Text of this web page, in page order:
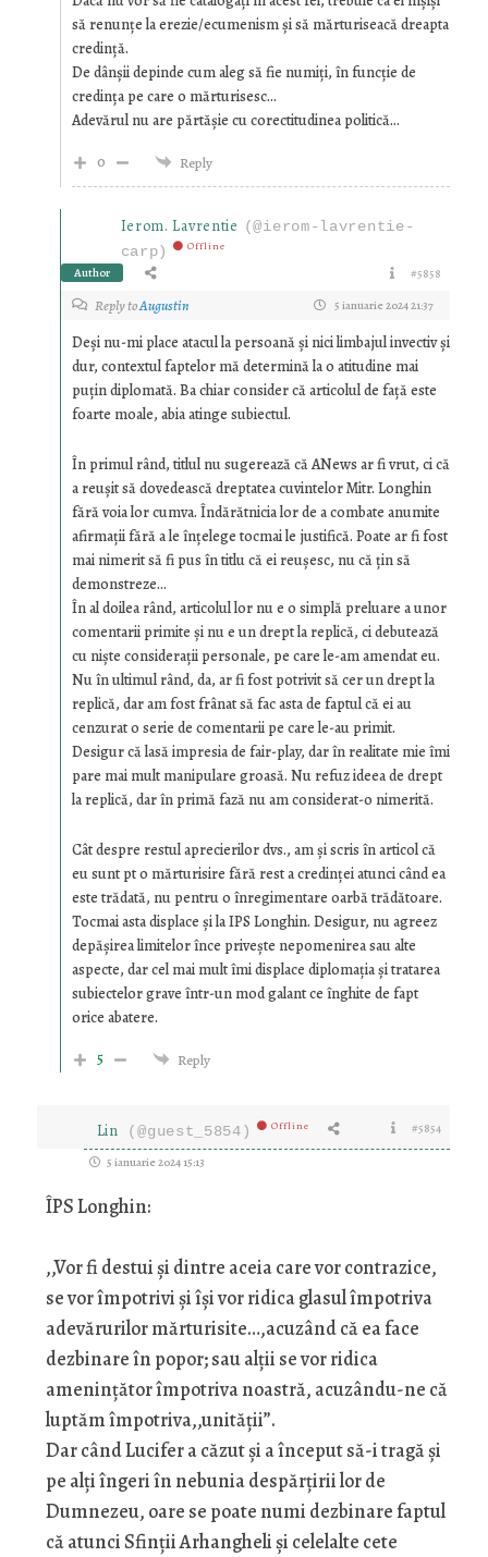
să renunțe la erezie/ecumenism şi să mărturiseacă dreapta
credință.
De dânşii depinde cum aleg să fie numiți, în funcție de
credința pe care o mărturisesc…
Adevărul nu are părtăşie cu corectitudinea politică…
0
Reply
Ierom. Lavrentie (@ierom-lavrentie-
carp)
Offline
Author #5858
Reply toAugustin 5 ianuarie 2024 21:37
Deși nu-mi place atacul la persoană și nici limbajul invectiv și
dur, contextul faptelor mă determină la o atitudine mai
puțin diplomată. Ba chiar consider că articolul de față este
foarte moale, abia atinge subiectul.
În primul rând, titlul nu sugerează că ANews ar fi vrut, ci că
a reușit să dovedească dreptatea cuvintelor Mitr. Longhin
fără voia lor cumva. Îndărătnicia lor de a combate anumite
afirmații fără a le înțelege tocmai le justifică. Poate ar fi fost
mai nimerit să fi pus în titlu că ei reușesc, nu că țin să
demonstreze…
În al doilea rând, articolul lor nu e o simplă preluare a unor
comentarii primite și nu e un drept la replică, ci debutează
cu niște considerații personale, pe care le-am amendat eu.
Nu în ultimul rând, da, ar fi fost potrivit să cer un drept la
replică, dar am fost frânat să fac asta de faptul că ei au
cenzurat o serie de comentarii pe care le-au primit.
Desigur că lasă impresia de fair-play, dar în realitate mie îmi
pare mai mult manipulare groasă. Nu refuz ideea de drept
la replică, dar în primă fază nu am considerat-o nimerită.
Cât despre restul aprecierilor dvs., am și scris în articol că
eu sunt pt o mărturisire fără rest a credinței atunci când ea
este trădată, nu pentru o înregimentare oarbă trădătoare.
Tocmai asta displace și la IPS Longhin. Desigur, nu agreez
depășirea limitelor înce privește nepomenirea sau alte
aspecte, dar cel mai mult îmi displace diplomația și tratarea
subiectelor grave într-un mod galant ce înghite de fapt
orice abatere.
5
Reply
Lin (@guest_5854) Offline #5854
5 ianuarie 2024 15:13
ÎPS Longhin:
,,Vor fi destui şi dintre aceia care vor contrazice,
se vor împotrivi şi îşi vor ridica glasul împotriva
adevărurilor mărturisite…,acuzând că ea face
dezbinare în popor; sau alții se vor ridica
amenințător împotriva noastră, acuzându-ne că
luptăm împotriva,,unității”.
Dar când Lucifer a căzut şi a început să-i tragă şi
pe alți îngeri în nebunia despărțirii lor de
Dumnezeu, oare se poate numi dezbinare faptul
că atunci Sfinții Arhangheli şi celelalte cete